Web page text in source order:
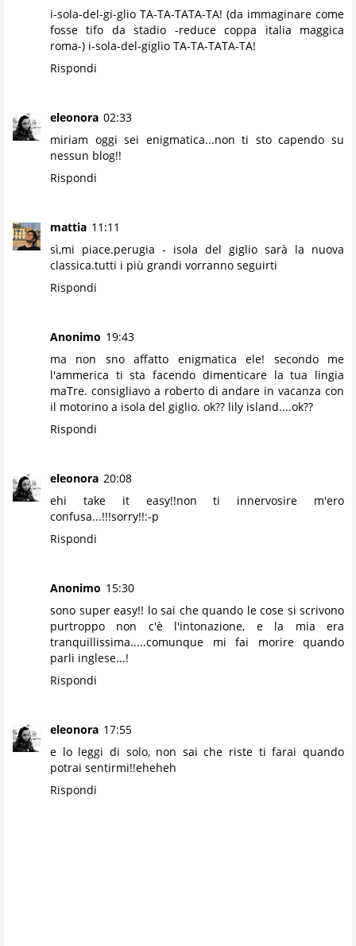
i-sola-del-gi-glio TA-TA-TATA-TA! (da immaginare come
fosse tifo da stadio -reduce coppa italia maggica
roma-) i-sola-del-giglio TA-TA-TATA-TA!
Rispondi
eleonora 02:33
miriam oggi sei enigmatica...non ti sto capendo su
nessun blog!!
Rispondi
mattia 11:11
sì,mi piace.perugia - isola del giglio sarà la nuova
classica.tutti i più grandi vorranno seguirti
Rispondi
Anonimo 19:43
ma non sno affatto enigmatica ele! secondo me
l'ammerica ti sta facendo dimenticare la tua lingia
maTre. consigliavo a roberto di andare in vacanza con
il motorino a isola del giglio. ok?? lily island....ok??
Rispondi
eleonora 20:08
ehi take it easy!!non ti innervosire m'ero
confusa...!!!sorry!!:-p
Rispondi
Anonimo 15:30
sono super easy!! lo sai che quando le cose si scrivono
purtroppo non c'è l'intonazione, e la mia era
tranquillissima.....comunque mi fai morire quando
parli inglese...!
Rispondi
eleonora 17:55
e lo leggi di solo, non sai che riste ti farai quando
potrai sentirmi!!eheheh
Rispondi